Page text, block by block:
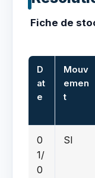
Fiche de
D
at
e
Mouv
emen
t
0
1/
0
SI